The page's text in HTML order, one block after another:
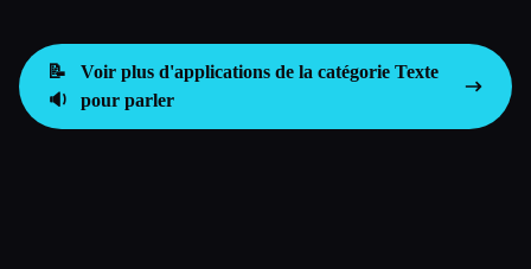
📝
🔉
Voir plus d'applications de la catégorie Texte
pour parler